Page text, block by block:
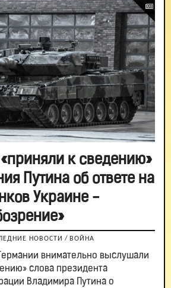
к сведению»
Путина об ответе на
Украине -
НОВОСТИ / ВОЙНА
внимательно выслушали
слова президента
Владимира Путина о